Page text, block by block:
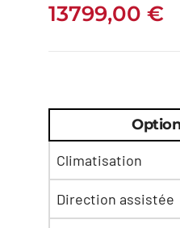
13799,00 €
Climatisation
Direction assistée